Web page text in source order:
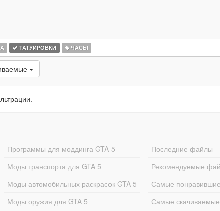
ТАТУИРОВКИ ЧАСЫ
Программы для моддинга GTA 5
Моды транспорта для GTA 5
Моды автомобильных раскрасок GTA 5
Моды оружия для GTA 5
Последние файлы
Рекомендуемые
Самые
Самые